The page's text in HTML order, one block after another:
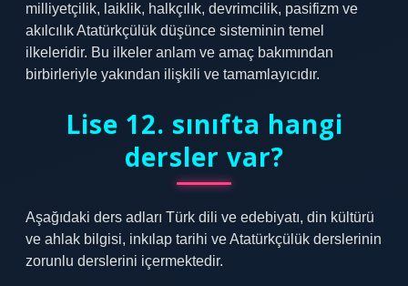
milliyetçilik, laiklik, halkçılık, devrimcilik, pasifizm ve
akılcılık Atatürkçülük düşünce sisteminin temel
ilkeleridir. Bu ilkeler anlam ve amaç bakımından
birbirleriyle yakından ilişkili ve tamamlayıcıdır.
Lise 12. sınıfta hangi
dersler var?
Aşağıdaki ders adları Türk dili ve edebiyatı, din kültürü
ve ahlak bilgisi, inkılap tarihi ve Atatürkçülük derslerinin
zorunlu derslerini içermektedir.